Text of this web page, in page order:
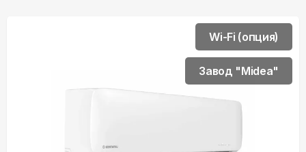
Wi-Fi (опция)
Завод "Midea"